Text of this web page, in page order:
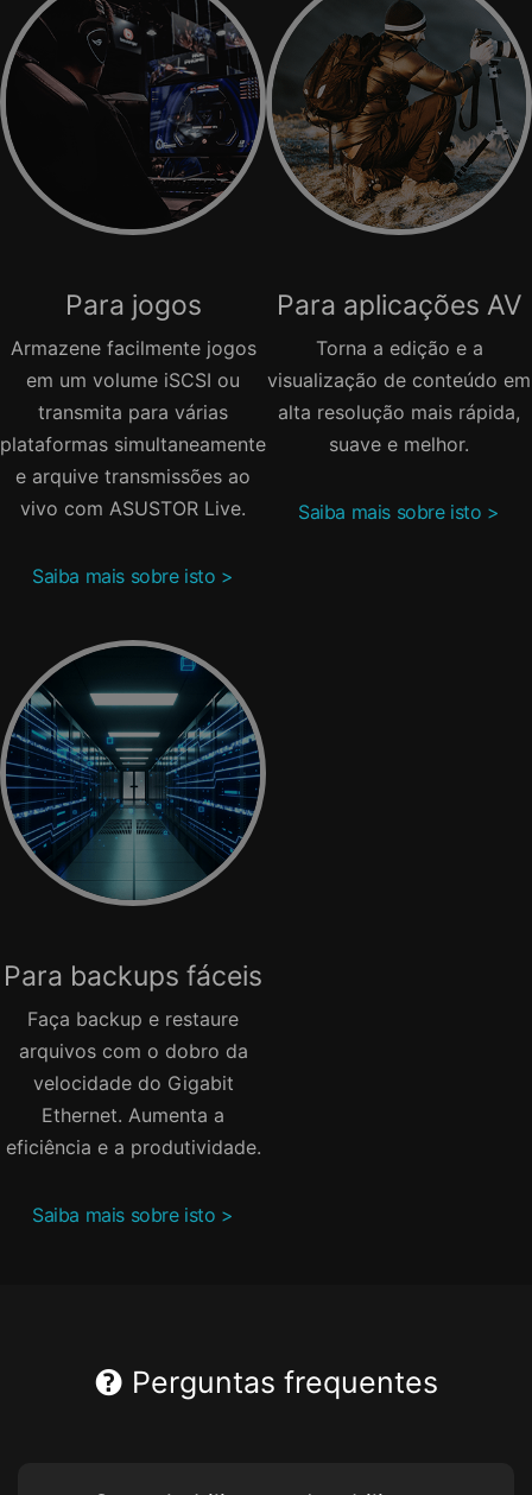
Para jogos
Armazene facilmente jogos
em um volume iSCSI ou
transmita para várias
plataformas simultaneamente
e arquive transmissões ao
vivo com ASUSTOR Live.
Saiba mais sobre isto >
Para aplicações AV
Torna a edição e a
visualização de conteúdo em
alta resolução mais rápida,
suave e melhor.
Saiba mais sobre isto >
Para backups fáceis
Faça backup e restaure
arquivos com o dobro da
velocidade do Gigabit
Ethernet. Aumenta a
eficiência e a produtividade.
Saiba mais sobre isto >
Perguntas frequentes